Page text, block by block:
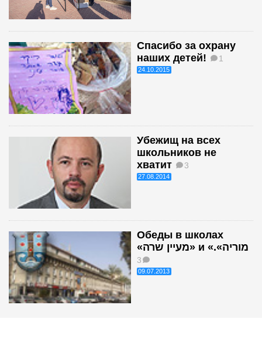
Спасибо за охрану
наших детей!
1
24.10.2015
Убежищ на всех
школьников не
хватит
3
27.08.2014
Обеды в школах
«מעיין שרה» и «מוריה».
3
09.07.2013